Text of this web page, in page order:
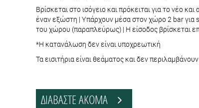
Βρίσκεται στο ισόγειο και πρόκειται για το νέο
έναν εξώστη | Υπάρχουν μέσα στον χώρο 2 bar
του χώρου (παραπλεύρως) | Η είσοδος βρίσκεται
*H κατανάλωση δεν είναι υποχρεωτική
Τα εισιτήρια είναι θεάματος και δεν
ΔΙΑΒΑΣΤΕ ΑΚΟΜΑ